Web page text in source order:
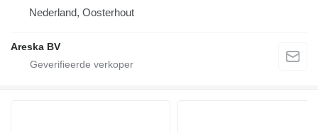
Nederland, Oosterhout
Areska BV